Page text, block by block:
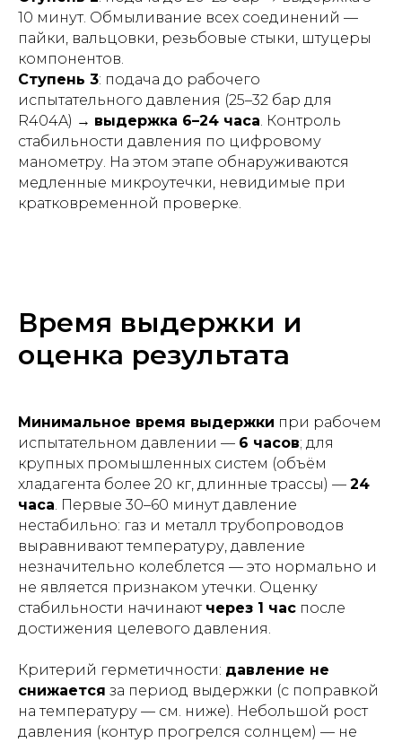
10 минут. Обмыливание всех соединений —
пайки, вальцовки, резьбовые стыки, штуцеры
компонентов.
Ступень 3: подача до рабочего
испытательного давления (25–32 бар для
R404A) → выдержка 6–24 часа. Контроль
стабильности давления по цифровому
манометру. На этом этапе обнаруживаются
медленные микроутечки, невидимые при
кратковременной проверке.
Время выдержки и
оценка результата
Минимальное время выдержки при рабочем
испытательном давлении — 6 часов; для
крупных промышленных систем (объём
хладагента более 20 кг, длинные трассы) — 24
часа. Первые 30–60 минут давление
нестабильно: газ и металл трубопроводов
выравнивают температуру, давление
незначительно колеблется — это нормально и
не является признаком утечки. Оценку
стабильности начинают через 1 час после
достижения целевого давления.
Критерий герметичности: давление не
снижается за период выдержки (с поправкой
на температуру — см. ниже). Небольшой рост
давления (контур прогрелся солнцем) — не